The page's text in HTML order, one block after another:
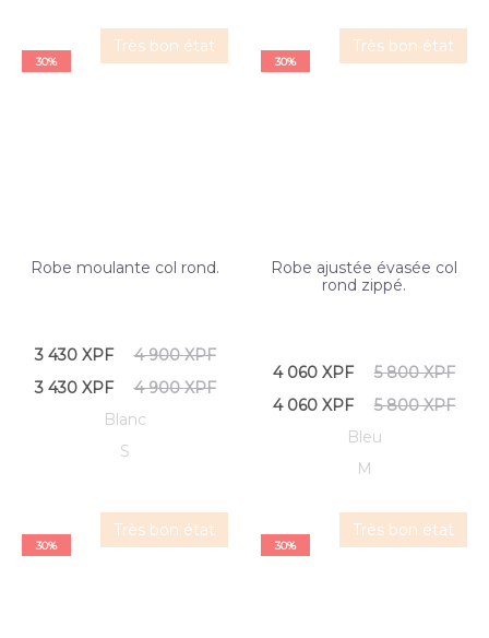
Très bon état
30%
Robe moulante col rond.
4 900XPF
3 430 XPF
4 900XPF
3 430 XPF
Blanc
S
Très bon état
30%
Robe ajustée évasée col
rond zippé.
5 800XPF
4 060 XPF
5 800XPF
4 060 XPF
Bleu
M
Très bon état
30%
Très bon état
30%